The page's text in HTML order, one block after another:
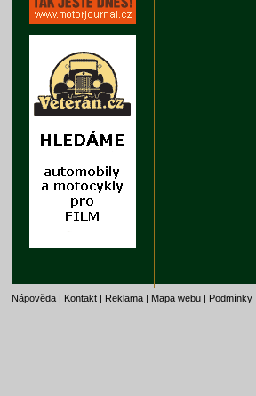
Nápověda | Kontakt | Reklama | Mapa webu | Podmínky